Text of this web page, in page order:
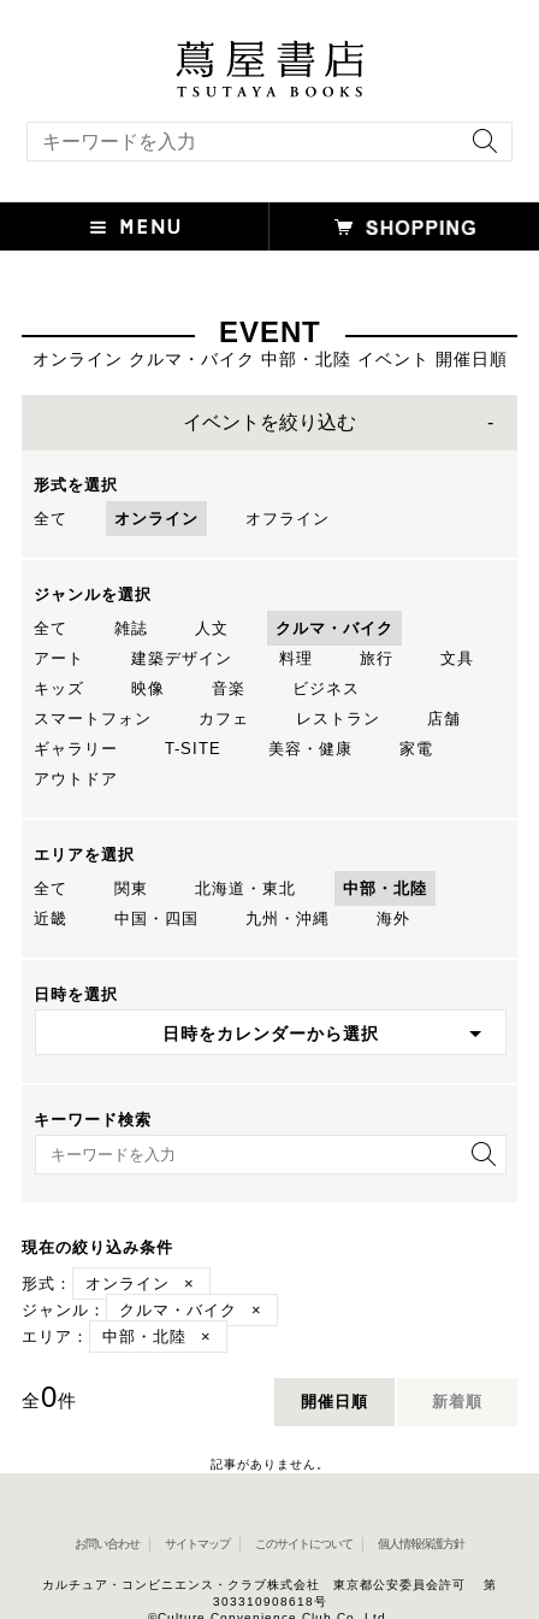
EVENT
オンライン クルマ・バイク 中部・北陸 イベント 開催日順
イベントを絞り込む
形式を選択
全て
オンライン オフライン
ジャンルを選択
全て
雑誌 人文
クルマ・バイク
アート
建築デザイン 料理 旅行
文具
キッズ
映像 音楽
ビジネス
スマートフォン
カフェ レストラン
店舗
ギャラリー
T-SITE 美容・健康
家電
アウトドア
エリアを選択
全て
関東 北海道・東北
中部・北陸
近畿
中国・四国 九州・沖縄 海外
日時を選択
日時をカレンダーから選択
キーワード検索
キーワード検索
現在の絞り込み条件
形式：
オンライン
×
ジャンル：
クルマ・バイク
×
エリア：
中部・北陸 ×
全0件 開催日順 新着順
記事がありません。
お問い合わせ サイトマップ このサイトについて 個人情報保護方針
カルチュア・コンビニエンス・クラブ株式会社 東京都公安委員会許可 第
303310908618号